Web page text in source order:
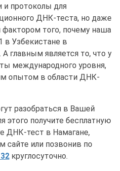
и протоколы для
ДНК-теста, но даже
фактором того, почему наша
в Узбекистане в
главным является то, что у
международного уровня,
опытом в области ДНК-
разобраться в Вашей
этого получите бесплатную
ДНК-тест в Намагане,
сайте или позвонив по
круглосуточно.